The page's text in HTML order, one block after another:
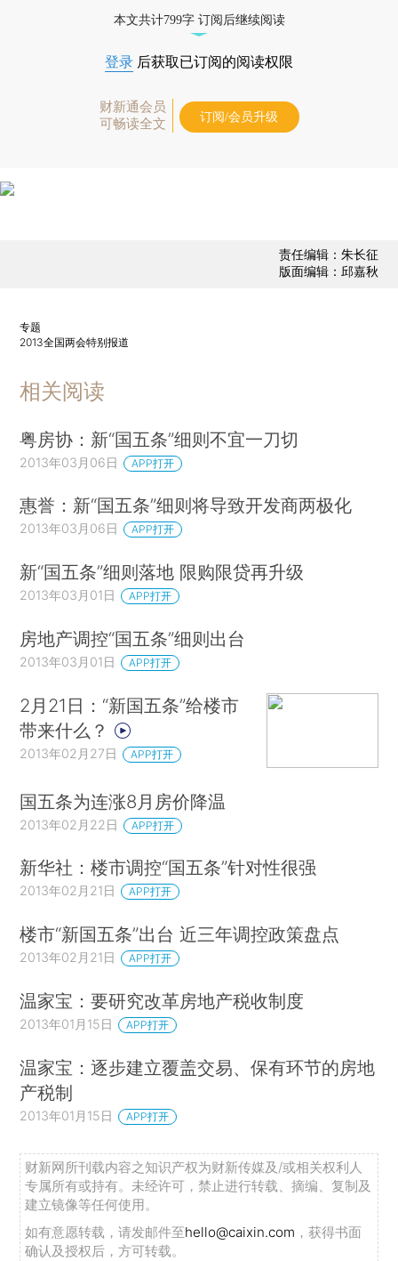
本文共计799字 订阅后继续阅读
登录 后获取已订阅的阅读权限
财新通会员
可畅读全文
订阅/会员升级
责任编辑：朱长征
版面编辑：邱嘉秋
专题
2013全国两会特别报道
相关阅读
粤房协：新“国五条”细则不宜一刀切
2013年03月06日 APP打开
惠誉：新“国五条”细则将导致开发商两极化
2013年03月06日 APP打开
新“国五条”细则落地 限购限贷再升级
2013年03月01日 APP打开
房地产调控“国五条”细则出台
2013年03月01日 APP打开
2月21日：“新国五条”给楼市
带来什么？
2013年02月27日 APP打开
国五条为连涨8月房价降温
2013年02月22日 APP打开
新华社：楼市调控“国五条”针对性很强
2013年02月21日 APP打开
楼市“新国五条”出台 近三年调控政策盘点
2013年02月21日 APP打开
温家宝：要研究改革房地产税收制度
2013年01月15日 APP打开
温家宝：逐步建立覆盖交易、保有环节的房地
产税制
2013年01月15日 APP打开
财新网所刊载内容之知识产权为财新传媒及/或相关权利人
专属所有或持有。未经许可，禁止进行转载、摘编、复制及
建立镜像等任何使用。
如有意愿转载，请发邮件至hello@caixin.com ，获得书面
确认及授权后，方可转载。